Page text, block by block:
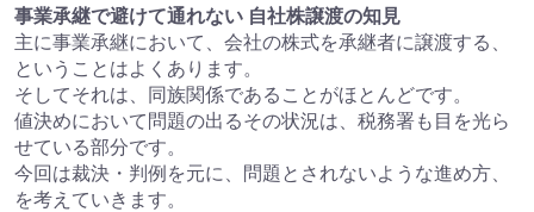
事業承継で避けて通れない 自社株譲渡の知見
主に事業承継において、会社の株式を承継者に譲渡する、
ということはよくあります。
そしてそれは、同族関係であることがほとんどです。
値決めにおいて問題の出るその状況は、税務署も目を光ら
せている部分です。
今回は裁決・判例を元に、問題とされないような進め方、
を考えていきます。